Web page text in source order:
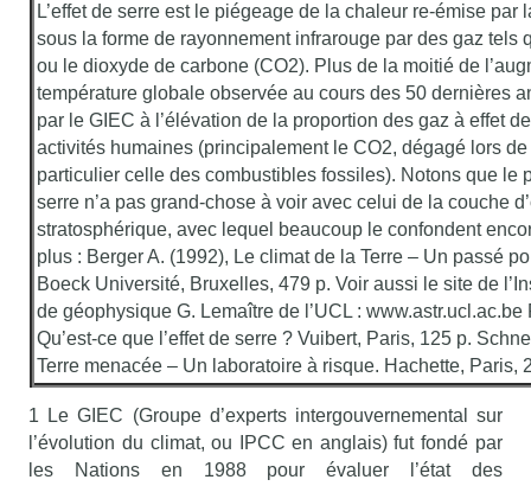
L’effet de serre est le piégeage de la chaleur re-émise par
sous la forme de rayonnement infrarouge par des gaz tels
ou le dioxyde de carbone (CO2). Plus de la moitié de
température globale observée au cours des 50 dernières
par le GIEC à l’élévation de la proportion des gaz à effet
activités humaines (principalement le CO2, dégagé lors
particulier celle des combustibles fossiles). Notons que le
serre n’a pas grand-chose à voir avec celui de la couche
stratosphérique, avec lequel beaucoup le confondent
plus : Berger A. (1992), Le climat de la Terre – Un passé
Boeck Université, Bruxelles, 479 p. Voir aussi le site de
de géophysique G. Lemaître de l’UCL : www.astr.ucl.ac.be
Qu’est-ce que l’effet de serre ? Vuibert, Paris, 125 p.
Terre menacée – Un laboratoire à risque. Hachette, Paris,
1 Le GIEC (Groupe d’experts intergouvernemental sur
l’évolution du climat, ou IPCC en anglais) fut fondé par
les Nations en 1988 pour évaluer l’état des